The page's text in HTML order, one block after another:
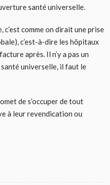
santé universelle.
comme on dirait une prise
c’est-à-dire les hôpitaux
après. Il n’y a pas un
universelle, il faut le
de s’occuper de tout
à leur revendication ou